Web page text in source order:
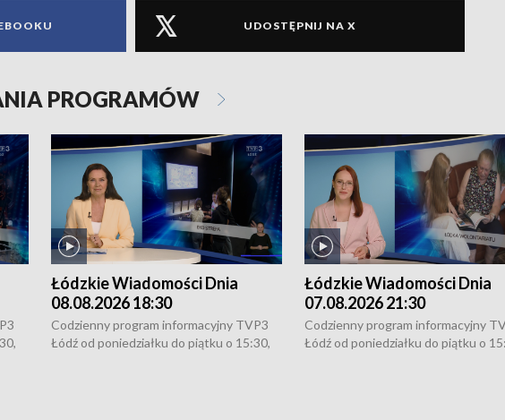
UDOSTĘPNIJ NA X
PROGRAMÓW
Łódzkie Wiadomości Dnia
08.08.2026 18:30
Codzienny program informacyjny TVP3
Łódź od poniedziałku do piątku o 15:30,
Łódzkie Wiadomości Dnia
07.08.2026 21:30
Codzienny program informacyjny
Łódź od poniedziałku do piątku o